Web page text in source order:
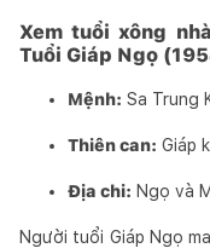
Xem tuổi xông
Tuổi Giáp Ngọ
Mệnh: Sa Trung
Thiên can: Giáp
Địa chi: Ngọ và
Người tuổi Giáp Ngọ